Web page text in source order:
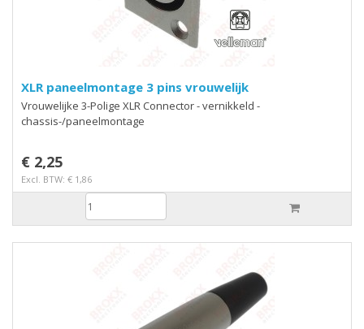
XLR paneelmontage 3 pins vrouwelijk
Vrouwelijke 3-Polige XLR Connector - vernikkeld -
chassis-/paneelmontage
€ 2,25
Excl. BTW: € 1,86